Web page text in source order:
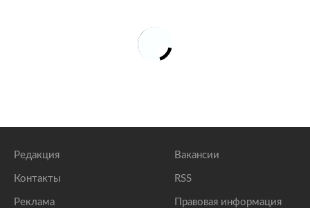
Редакция
Контакты
Реклама
Вакансии
RSS
Правовая информация